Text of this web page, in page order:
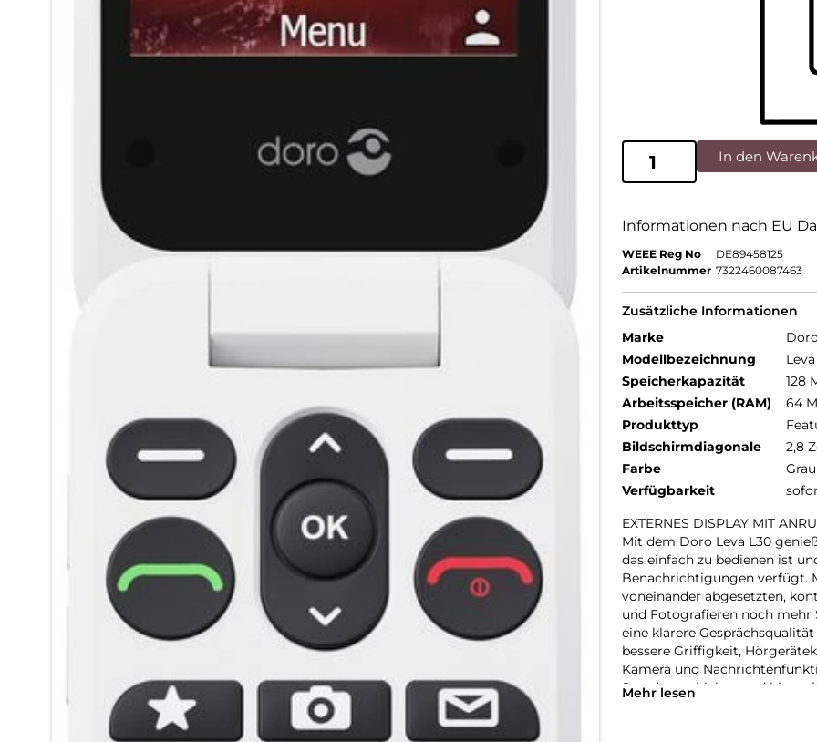
In den
Informationen nach EU
WEEE Reg No
DE89458125
Artikelnummer 7322460087463
Zusätzliche Informationen
Marke
Modellbezeichnung
Speicherkapazität
128
Arbeitsspeicher (RAM)
64
Produkttyp
Bildschirmdiagonale
2,8
Farbe
Grau
Verfügbarkeit
EXTERNES DISPLAY MIT
Mit dem Doro Leva L30
das einfach zu bedienen ist
Benachrichtigungen verfügt.
voneinander abgesetzten,
und Fotografieren noch mehr
eine klarere
bessere Griffigkeit,
Kamera und
Standort schicken und bis zu
Mehr lesen